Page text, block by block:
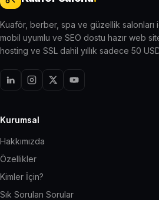
Kuaför, berber, spa ve güzellik salonları
mobil uyumlu ve SEO dostu hazır web
hosting ve SSL dahil yıllık sadece 50
Kurumsal
Hakkımızda
Özellikler
Kimler İçin?
Sık Sorulan Sorular